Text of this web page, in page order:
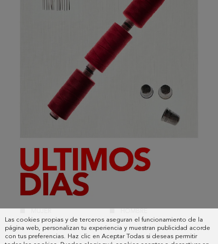
Las cookies propias y de terceros aseguran el funcionamiento de la
página web, personalizan tu experiencia y muestran publicidad acorde
con tus preferencias. Haz clic en Aceptar Todas si deseas permitir